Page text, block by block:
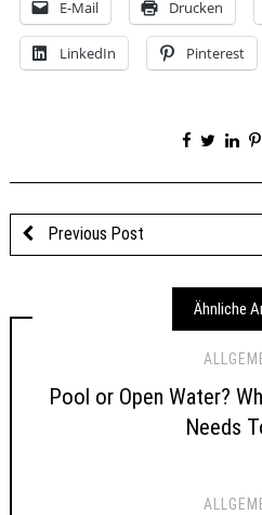
E-Mail Drucken
LinkedIn Pinterest
Previous Post
Ähnliche
Pool or Open Water?
Needs